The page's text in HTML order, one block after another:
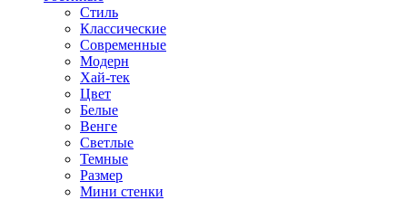
Стиль
Классические
Современные
Модерн
Хай-тек
Цвет
Белые
Венге
Светлые
Темные
Размер
Мини стенки